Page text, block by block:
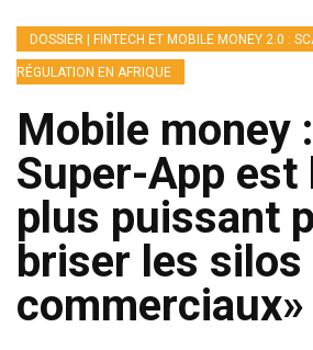
DOSSIER | FINTECH ET MOBILE MONEY 2.0 :
RÉGULATION EN AFRIQUE
Mobile money
Super-App est
plus puissant
briser les silos
commerciaux»